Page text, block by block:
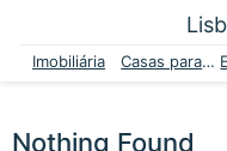
Imobiliária Casas para venda
Nothing Found